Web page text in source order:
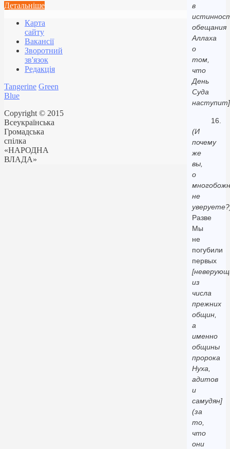
в
обещания
Аллаха
о
том,
что
День
Суда
наступит]
16.
(И
почему
же
вы,
о
не
Разве
Мы
не
погубили
первых
из
числа
прежних
общин,
а
именно
общины
пророка
Нуха,
адитов
и
самудян]
(за
то,
что
они
Детальніше
Карта
сайту
Вакансії
Зворотний
зв'язок
Редакція
Tangerine Green
Blue
Copyright © 2015
Всеукраїнська
Громадська
спілка
«НАРОДНА
ВЛАДА»